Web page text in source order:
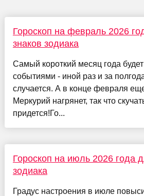
Гороскоп на февраль 2026
знаков зодиака
Самый короткий месяц года
событиями - иной раз и за
случается. А в конце февраля
Меркурий нагрянет, так что
придется!Го...
Гороскоп на июль 2026 года
зодиака
Градус настроения в июле